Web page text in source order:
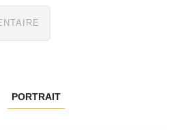
PORTRAIT